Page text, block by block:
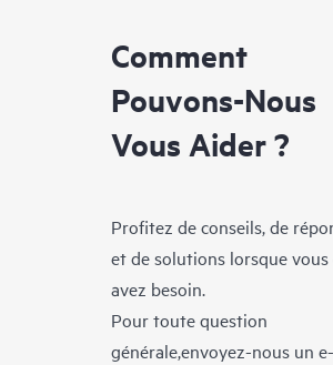
Comment
Pouvons-Nous
Vous Aider ?
Profitez de conseils, de
et de solutions lorsque vous
avez besoin.
Pour toute question
générale,envoyez-nous un